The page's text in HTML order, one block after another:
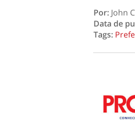
Por: John
Data de
Tags: